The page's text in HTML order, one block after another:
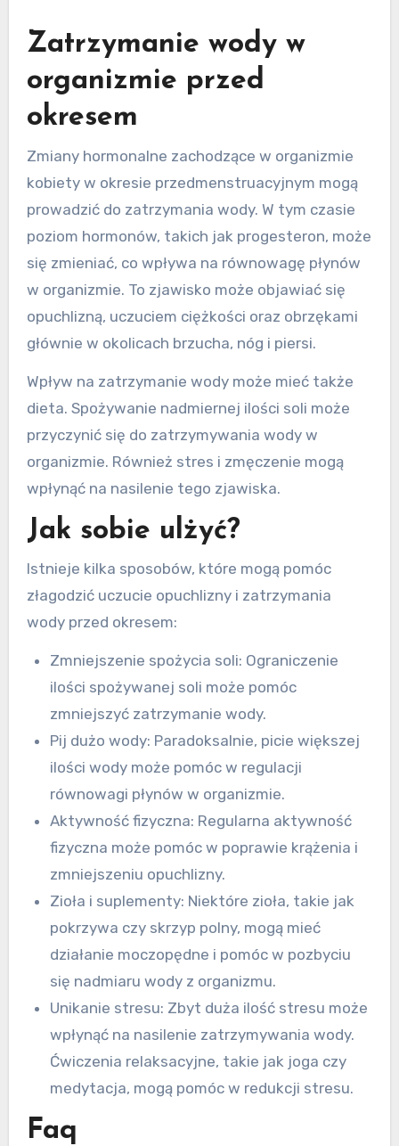
Zatrzymanie wody w
organizmie przed
okresem
Zmiany hormonalne zachodzące w organizmie
kobiety w okresie przedmenstruacyjnym mogą
prowadzić do zatrzymania wody. W tym czasie
poziom hormonów, takich jak progesteron, może
się zmieniać, co wpływa na równowagę płynów
w organizmie. To zjawisko może objawiać się
opuchlizną, uczuciem ciężkości oraz obrzękami
głównie w okolicach brzucha, nóg i piersi.
Wpływ na zatrzymanie wody może mieć także
dieta. Spożywanie nadmiernej ilości soli może
przyczynić się do zatrzymywania wody w
organizmie. Również stres i zmęczenie mogą
wpłynąć na nasilenie tego zjawiska.
Jak sobie ulżyć?
Istnieje kilka sposobów, które mogą pomóc
złagodzić uczucie opuchlizny i zatrzymania
wody przed okresem:
Zmniejszenie spożycia soli: Ograniczenie
ilości spożywanej soli może pomóc
zmniejszyć zatrzymanie wody.
Pij dużo wody: Paradoksalnie, picie większej
ilości wody może pomóc w regulacji
równowagi płynów w organizmie.
Aktywność fizyczna: Regularna aktywność
fizyczna może pomóc w poprawie krążenia i
zmniejszeniu opuchlizny.
Zioła i suplementy: Niektóre zioła, takie jak
pokrzywa czy skrzyp polny, mogą mieć
działanie moczopędne i pomóc w pozbyciu
się nadmiaru wody z organizmu.
Unikanie stresu: Zbyt duża ilość stresu może
wpłynąć na nasilenie zatrzymywania wody.
Ćwiczenia relaksacyjne, takie jak joga czy
medytacja, mogą pomóc w redukcji stresu.
Faq